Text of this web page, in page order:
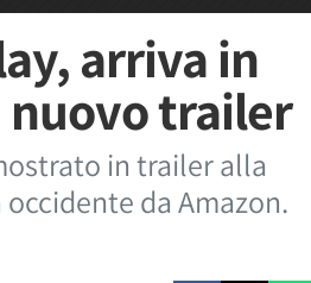
arriva in
nuovo trailer
in trailer alla
da Amazon.